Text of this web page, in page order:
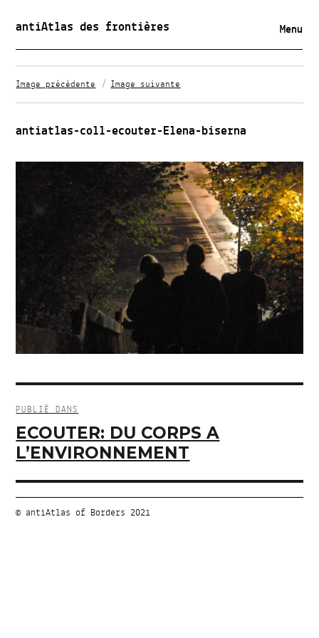
antiAtlas des frontières Menu
Image précédente Image suivante
antiatlas-coll-ecouter-Elena-biserna
Navigation
de
l’article
PUBLIÉ DANS
ECOUTER: DU CORPS A
L’ENVIRONNEMENT
© antiAtlas of Borders 2021